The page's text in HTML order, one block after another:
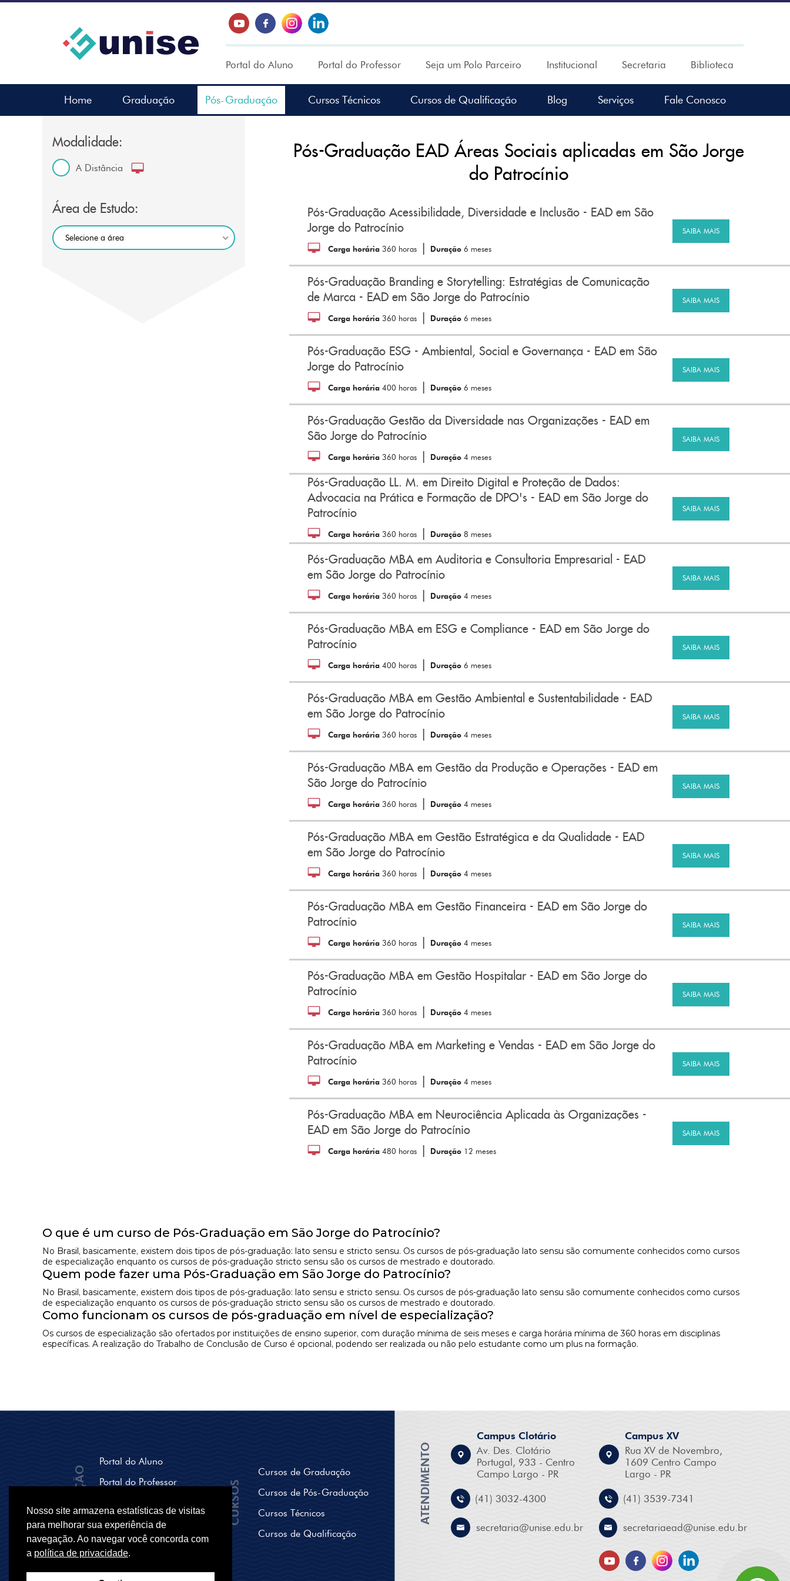
Portal do Aluno Portal do Professor Seja um Polo Parceiro Institucional Secretaria Biblioteca
Home Graduação Pós-Graduação Cursos Técnicos Cursos de Qualificação Blog Serviços Fale Conosco
Modalidade:
A Distância
Área de Estudo:
Selecione a área
Pós-Graduação EAD Áreas Sociais aplicadas em São Jorge
do Patrocínio
Pós-Graduação Acessibilidade, Diversidade e Inclusão - EAD em São
Jorge do Patrocínio
Carga horária360 horas | Duração6 meses
SAIBA MAIS
Pós-Graduação Branding e Storytelling: Estratégias de Comunicação
de Marca - EAD em São Jorge do Patrocínio
Carga horária360 horas | Duração6 meses
SAIBA MAIS
Pós-Graduação ESG - Ambiental, Social e Governança - EAD em São
Jorge do Patrocínio
Carga horária400 horas | Duração6 meses
SAIBA MAIS
Pós-Graduação Gestão da Diversidade nas Organizações - EAD em
São Jorge do Patrocínio
Carga horária360 horas | Duração4 meses
SAIBA MAIS
Pós-Graduação LL. M. em Direito Digital e Proteção de Dados:
Advocacia na Prática e Formação de DPO's - EAD em São Jorge do
Patrocínio
Carga horária360 horas | Duração8 meses
SAIBA MAIS
Pós-Graduação MBA em Auditoria e Consultoria Empresarial - EAD
em São Jorge do Patrocínio
Carga horária360 horas | Duração4 meses
SAIBA MAIS
Pós-Graduação MBA em ESG e Compliance - EAD em São Jorge do
Patrocínio
Carga horária400 horas | Duração6 meses
SAIBA MAIS
Pós-Graduação MBA em Gestão Ambiental e Sustentabilidade - EAD
em São Jorge do Patrocínio
Carga horária360 horas | Duração4 meses
SAIBA MAIS
Pós-Graduação MBA em Gestão da Produção e Operações - EAD em
São Jorge do Patrocínio
Carga horária360 horas | Duração4 meses
SAIBA MAIS
Pós-Graduação MBA em Gestão Estratégica e da Qualidade - EAD
em São Jorge do Patrocínio
Carga horária360 horas | Duração4 meses
SAIBA MAIS
Pós-Graduação MBA em Gestão Financeira - EAD em São Jorge do
Patrocínio
Carga horária360 horas | Duração4 meses
SAIBA MAIS
Pós-Graduação MBA em Gestão Hospitalar - EAD em São Jorge do
Patrocínio
Carga horária360 horas | Duração4 meses
SAIBA MAIS
Pós-Graduação MBA em Marketing e Vendas - EAD em São Jorge do
Patrocínio
Carga horária360 horas | Duração4 meses
SAIBA MAIS
Pós-Graduação MBA em Neurociência Aplicada às Organizações -
EAD em São Jorge do Patrocínio
Carga horária480 horas | Duração 12 meses
SAIBA MAIS
O que é um curso de Pós-Graduação em São Jorge do Patrocínio?
No Brasil, basicamente, existem dois tipos de pós-graduação: lato sensu e stricto sensu. Os cursos de pós-graduação lato sensu são comumente conhecidos como cursos
de especialização enquanto os cursos de pós-graduação stricto sensu são os cursos de mestrado e doutorado.
Quem pode fazer uma Pós-Graduação em São Jorge do Patrocínio?
No Brasil, basicamente, existem dois tipos de pós-graduação: lato sensu e stricto sensu. Os cursos de pós-graduação lato sensu são comumente conhecidos como cursos
de especialização enquanto os cursos de pós-graduação stricto sensu são os cursos de mestrado e doutorado.
Como funcionam os cursos de pós-graduação em nível de especialização?
Os cursos de especialização são ofertados por instituições de ensino superior, com duração mínima de seis meses e carga horária mínima de 360 horas em disciplinas
específicas. A realização do Trabalho de Conclusão de Curso é opcional, podendo ser realizada ou não pelo estudante como um plus na formação.
NAVEGAÇÃO
Portal do Aluno
Portal do Professor
Breve História
Secretaria
CURSOS
Cursos de Graduação
Cursos de Pós-Graduação
Cursos Técnicos
Cursos de Qualificação
ATENDIMENTO
Campus Clotário
Av. Des. Clotário
Portugal, 933 - Centro
Campo Largo - PR
(41) 3032-4300
secretaria@unise.edu.br
Campus XV
Rua XV de Novembro,
1609 Centro Campo
Largo - PR
(41) 3539-7341
secretariaead@unise.edu.br
Nosso site armazena estatísticas de visitas
para melhorar sua experiência de
navegação. Ao navegar você concorda com
a política de privacidade.